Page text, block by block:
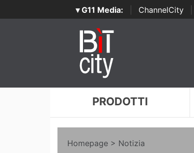
▾ G11 Media: ChannelCity
PRODOTTI
Homepage > Notizia